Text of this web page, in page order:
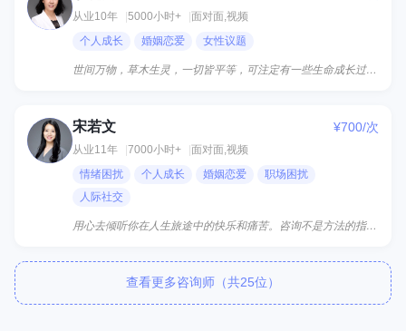
李 从业10年 5000小时+
面对面,视频
个人成长
婚姻恋爱 女性议题
世间万物，草木生灵，一切皆平等，可注定有一些生命成长过程中会遇到无法意料的困难和阻碍。无论孩子还是成...
宋
宋若文 ¥700/次
从业11年 7000小时+
面对面,视频
情绪困扰
个人成长 婚姻恋爱
职场困扰
人际社交
用心去倾听你在人生旅途中的快乐和痛苦。咨询不是方法的指导，用陪伴和抱持共同探索内在资源，整合心灵，接...
查看更多咨询师（共25位）